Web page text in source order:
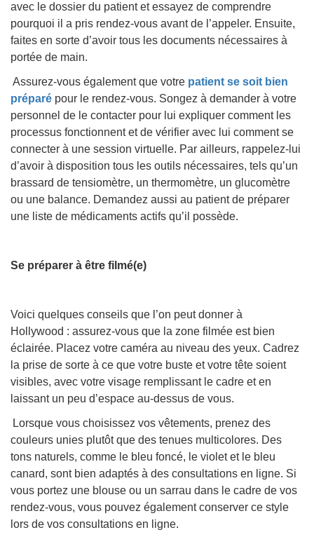
avec le dossier du patient et essayez de comprendre
pourquoi il a pris rendez-vous avant de l’appeler. Ensuite,
faites en sorte d’avoir tous les documents nécessaires à
portée de main.
Assurez-vous également que votre patient se soit bien
préparé pour le rendez-vous. Songez à demander à votre
personnel de le contacter pour lui expliquer comment les
processus fonctionnent et de vérifier avec lui comment se
connecter à une session virtuelle. Par ailleurs, rappelez-lui
d’avoir à disposition tous les outils nécessaires, tels qu’un
brassard de tensiomètre, un thermomètre, un glucomètre
ou une balance. Demandez aussi au patient de préparer
une liste de médicaments actifs qu’il possède.
Se préparer à être filmé(e)
Voici quelques conseils que l’on peut donner à
Hollywood : assurez-vous que la zone filmée est bien
éclairée. Placez votre caméra au niveau des yeux. Cadrez
la prise de sorte à ce que votre buste et votre tête soient
visibles, avec votre visage remplissant le cadre et en
laissant un peu d’espace au-dessus de vous.
Lorsque vous choisissez vos vêtements, prenez des
couleurs unies plutôt que des tenues multicolores. Des
tons naturels, comme le bleu foncé, le violet et le bleu
canard, sont bien adaptés à des consultations en ligne. Si
vous portez une blouse ou un sarrau dans le cadre de vos
rendez-vous, vous pouvez également conserver ce style
lors de vos consultations en ligne.